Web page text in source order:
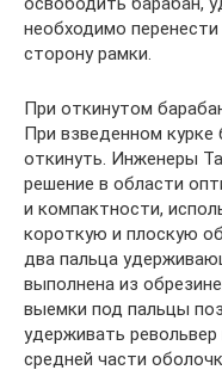
необходимо
сторону рамки.
При откинутом
При взведенном
откинуть. Инженеры
решение в области
и компактности,
короткую и плоскую
два пальца
выполнена из
выемки под пальцы
удерживать
средней части